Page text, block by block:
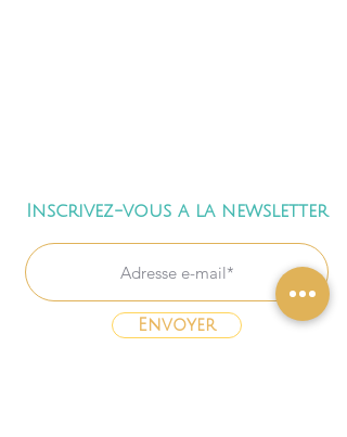
Inscrivez-vous a la newsletter
Envoyer